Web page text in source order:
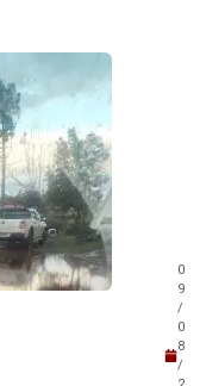
0
9
/
0
8
/